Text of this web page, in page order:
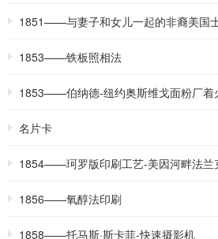
1851——与妻子和女儿一起的非裔美国
1853——铁板照相法
1853——伯纳德-纽约奥斯维戈面粉厂着
名片卡
1854——珂罗版印刷工艺-美因河畔法兰
1856——氧醇法印刷
1858——托马斯·斯卡菲-快速摄影机